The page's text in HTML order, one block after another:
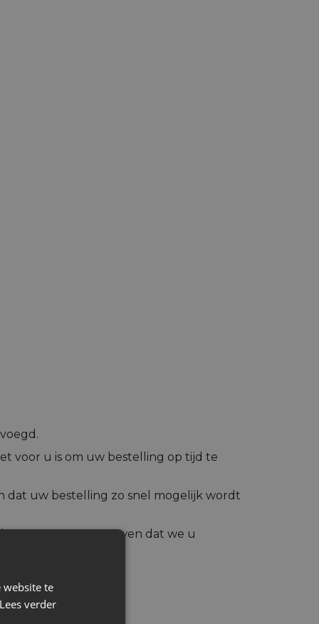
voor u is om uw bestelling op tijd te
dat uw bestelling zo snel mogelijk wordt
u erop vertrouwen dat we u
prioriteit!
website te
Lees verder